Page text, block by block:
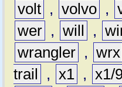
volt , volvo ,
wer , will ,
wrangler , wrx
trail
, x1 , x1/